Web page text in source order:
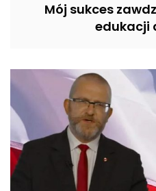
Mój sukces
edukacji